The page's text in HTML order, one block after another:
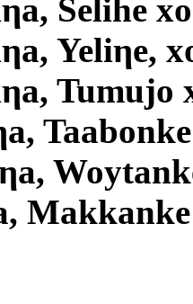
Selihe
Yeliηe,
Tumujo